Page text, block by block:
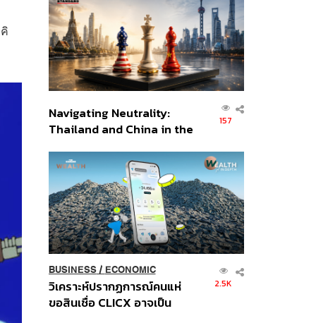
อินโดนีเซีย
Navigating Neutrality:
Thailand and China in the
Order
157
BUSINESS/ ECONOMIC
วิเคราะห์ปรากฏการณ์คนแห่
ขอสินเชื่อ CLICX อาจเป็น
2.5K